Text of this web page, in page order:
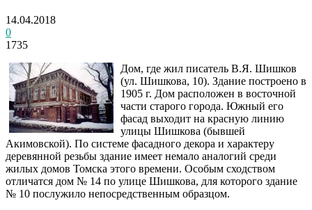
14.04.2018
0
1735
Дом, где жил писатель В.Я. Шишков
(ул. Шишкова, 10). Здание построено в
1905 г. Дом расположен в восточной
части старого города. Южный его
фасад выходит на красную линию
улицы Шишкова (бывшей
Акимовской). По системе фасадного декора и характеру
деревянной резьбы здание имеет немало аналогий среди
жилых домов Томска этого времени. Особым сходством
отличатся дом № 14 по улице Шишкова, для которого здание
№ 10 послужило непосредственным образцом.